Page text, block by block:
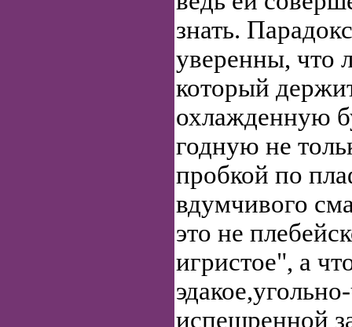
знать.
уверенны, что
который
охлажденную
годную не
пробкой по
вдумчивого
это не
игристое", а
испещренной